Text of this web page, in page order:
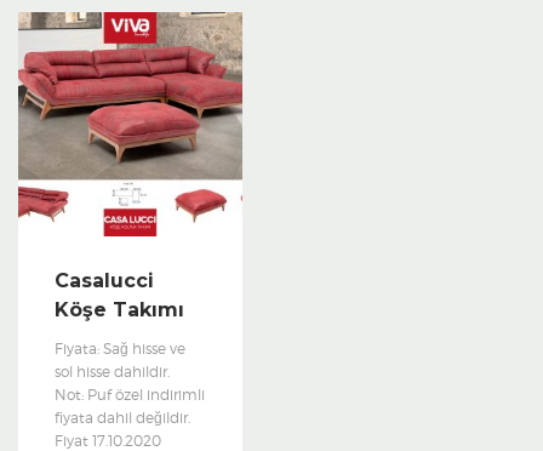
Casalucci
Köşe Takımı
Fiyata: Sağ hisse ve
sol hisse dahildir.
Not: Puf özel indirimli
fiyata dahil değildir.
Fiyat 17.10.2020